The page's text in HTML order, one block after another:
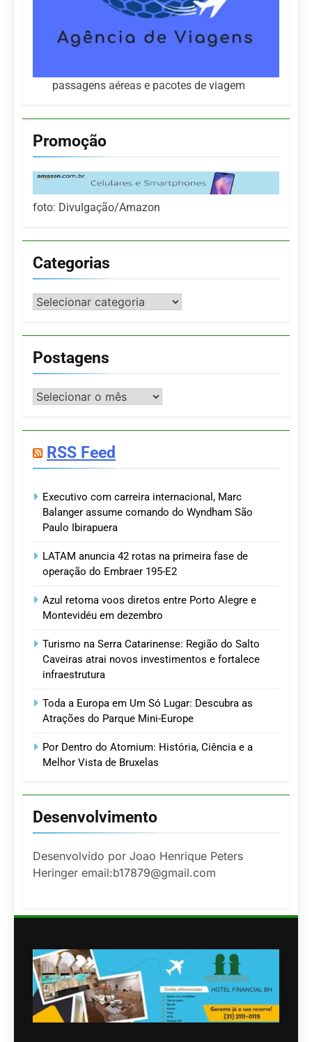
passagens aéreas e pacotes de viagem
Promoção
foto: Divulgação/Amazon
Categorias
Categorias
Postagens
Postagens
RSS Feed
Executivo com carreira internacional, Marc
Balanger assume comando do Wyndham São
Paulo Ibirapuera
LATAM anuncia 42 rotas na primeira fase de
operação do Embraer 195-E2
Azul retoma voos diretos entre Porto Alegre e
Montevidéu em dezembro
Turismo na Serra Catarinense: Região do Salto
Caveiras atrai novos investimentos e fortalece
infraestrutura
Toda a Europa em Um Só Lugar: Descubra as
Atrações do Parque Mini-Europe
Por Dentro do Atomium: História, Ciência e a
Melhor Vista de Bruxelas
Desenvolvimento
Desenvolvido por Joao Henrique Peters
Heringer email:b17879@gmail.com